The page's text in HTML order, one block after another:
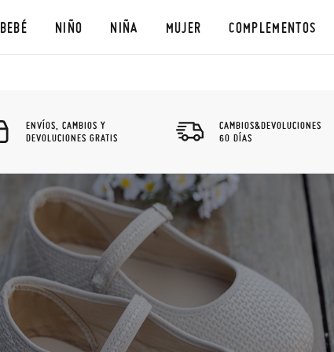
BEBÉ NIÑO NIÑA MUJER COMPLEMENTOS
ENVÍOS, CAMBIOS Y
DEVOLUCIONES GRATIS
CAMBIOS&DEVOLUCIONES
60 DÍAS